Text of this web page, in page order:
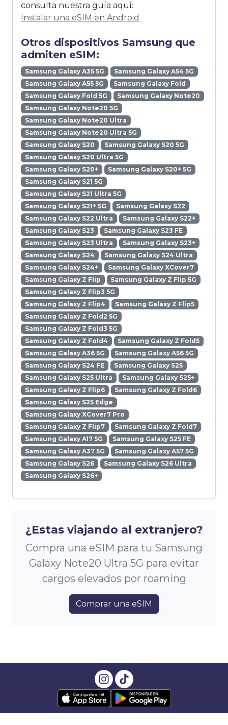
consulta nuestra guía aquí:
Instalar una eSIM en Android
Otros dispositivos Samsung que
admiten eSIM:
Samsung Galaxy A35 5G
Samsung Galaxy A54 5G
Samsung Galaxy A55 5G
Samsung Galaxy Fold
Samsung Galaxy Fold 5G
Samsung Galaxy Note20
Samsung Galaxy Note20 5G
Samsung Galaxy Note20 Ultra
Samsung Galaxy Note20 Ultra 5G
Samsung Galaxy S20
Samsung Galaxy S20 5G
Samsung Galaxy S20 Ultra 5G
Samsung Galaxy S20+
Samsung Galaxy S20+ 5G
Samsung Galaxy S21 5G
Samsung Galaxy S21 Ultra 5G
Samsung Galaxy S21+ 5G
Samsung Galaxy S22
Samsung Galaxy S22 Ultra
Samsung Galaxy S22+
Samsung Galaxy S23
Samsung Galaxy S23 FE
Samsung Galaxy S23 Ultra
Samsung Galaxy S23+
Samsung Galaxy S24
Samsung Galaxy S24 Ultra
Samsung Galaxy S24+
Samsung Galaxy XCover7
Samsung Galaxy Z Flip
Samsung Galaxy Z Flip 5G
Samsung Galaxy Z Flip3 5G
Samsung Galaxy Z Flip4
Samsung Galaxy Z Flip5
Samsung Galaxy Z Fold2 5G
Samsung Galaxy Z Fold3 5G
Samsung Galaxy Z Fold4
Samsung Galaxy Z Fold5
Samsung Galaxy A36 5G
Samsung Galaxy A56 5G
Samsung Galaxy S24 FE
Samsung Galaxy S25
Samsung Galaxy S25 Ultra
Samsung Galaxy S25+
Samsung Galaxy Z Flip6
Samsung Galaxy Z Fold6
Samsung Galaxy S25 Edge
Samsung Galaxy XCover7 Pro
Samsung Galaxy Z Flip7
Samsung Galaxy Z Fold7
Samsung Galaxy A17 5G
Samsung Galaxy S25 FE
Samsung Galaxy A37 5G
Samsung Galaxy A57 5G
Samsung Galaxy S26
Samsung Galaxy S26 Ultra
Samsung Galaxy S26+
¿Estas viajando al extranjero?
Compra una eSIM para tu Samsung
Galaxy Note20 Ultra 5G para evitar
cargos elevados por roaming
Comprar una eSIM